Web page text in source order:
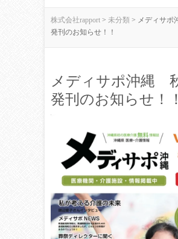
株式会社rapport > 未分類 > メディサ
発刊のお知らせ！！
メディサポ沖縄
発刊のお知らせ！！